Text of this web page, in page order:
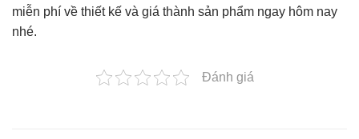
miễn phí về thiết kế và giá thành sản phẩm ngay hôm nay
nhé.
Đánh giá